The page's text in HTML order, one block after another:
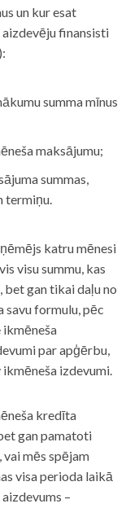
un kur esat
finansisti
summa mīnus
maksājumu;
summas,
termiņu.
katru mēnesi
visu summu, kas
bet gan tikai daļu no
savu formulu, pēc
ikmēneša
par apģērbu,
izdevumi.
kredīta
gan pamatoti
mēs spējam
visa perioda laikā
aizdevums –